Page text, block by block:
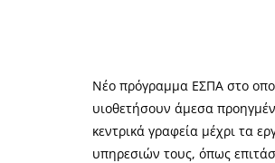
Νέο πρόγραμμα ΕΣΠΑ στο
υιοθετήσουν άμεσα
κεντρικά γραφεία μέχρι τα
υπηρεσιών τους, όπως